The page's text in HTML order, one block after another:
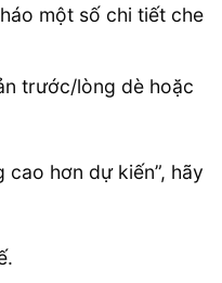
một số chi tiết che
trước/lòng dè hoặc
cao hơn dự kiến”, hãy